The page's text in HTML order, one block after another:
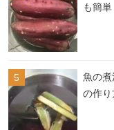
も簡単
魚の
の作